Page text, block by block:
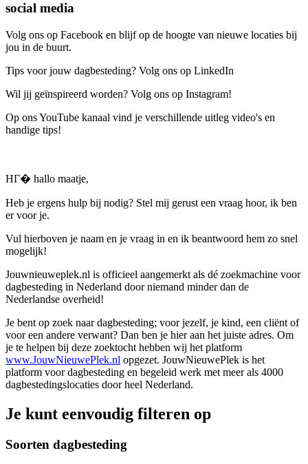
social media
Volg ons op Facebook en blijf op de hoogte van nieuwe locaties bij
jou in de buurt.
Tips voor jouw dagbesteding? Volg ons op LinkedIn
Wil jij geïnspireerd worden? Volg ons op Instagram!
Op ons YouTube kanaal vind je verschillende uitleg video's en
handige tips!
HГ� hallo maatje,
Heb je ergens hulp bij nodig? Stel mij gerust een vraag hoor, ik ben
er voor je.
Vul hierboven je naam en je vraag in en ik beantwoord hem zo snel
mogelijk!
Jouwnieuweplek.nl is officieel aangemerkt als dé zoekmachine voor
dagbesteding in Nederland door niemand minder dan de
Nederlandse overheid!
Je bent op zoek naar dagbesteding; voor jezelf, je kind, een cliënt of
voor een andere verwant? Dan ben je hier aan het juiste adres. Om
je te helpen bij deze zoektocht hebben wij het platform
www.JouwNieuwePlek.nl opgezet. JouwNieuwePlek is het
platform voor dagbesteding en begeleid werk met meer als 4000
dagbestedingslocaties door heel Nederland.
Je kunt eenvoudig filteren op
Soorten dagbesteding